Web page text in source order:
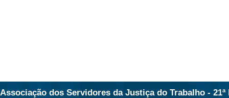
Associação dos Servidores da Justiça do Trabalho - 21ª